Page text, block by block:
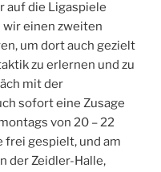
auf die Ligaspiele
einen zweiten
um dort auch gezielt
zu erlernen und zu
mit der
sofort eine Zusage
von 20 – 22
frei gespielt, und am
der Zeidler-Halle,